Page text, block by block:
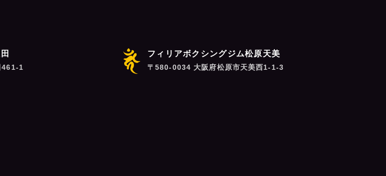
461-1
フィリアボクシングジム松原天美
〒580-0034 大阪府松原市天美西1-1-3